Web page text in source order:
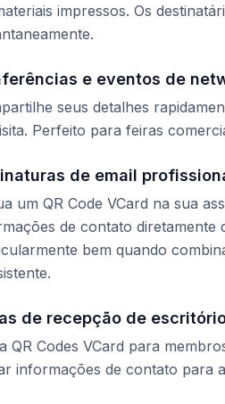
impressos. Os
e eventos de
seus detalhes
Perfeito para feiras
de email
um QR Code VCard na sua
de contato diretamente
bem quando
de recepção de
QR Codes VCard para
informações de contato para